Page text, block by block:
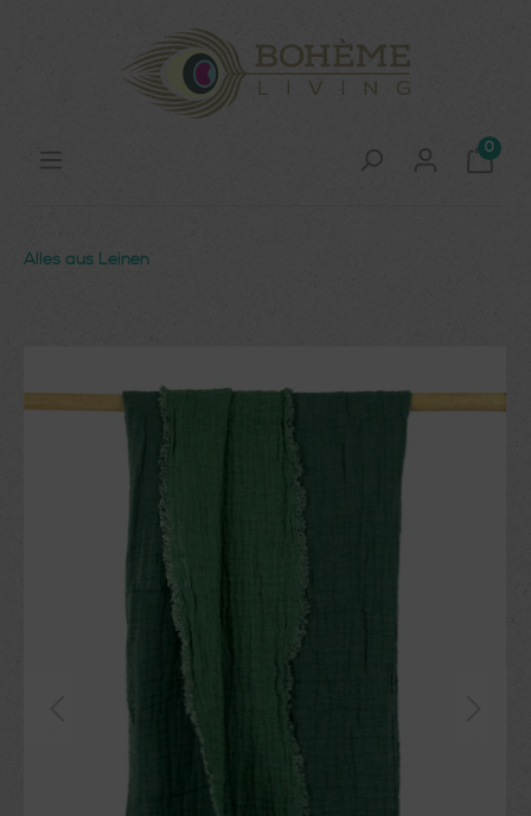
0
Alles aus Leinen